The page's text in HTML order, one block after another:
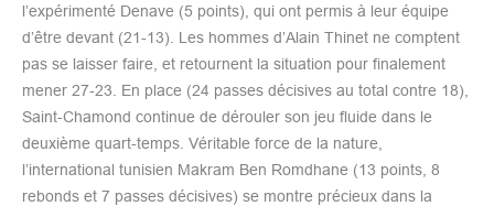
l’expérimenté Denave (5 points), qui ont permis à leur équipe
d’être devant (21-13). Les hommes d’Alain Thinet ne comptent
pas se laisser faire, et retournent la situation pour finalement
mener 27-23. En place (24 passes décisives au total contre 18),
Saint-Chamond continue de dérouler son jeu fluide dans le
deuxième quart-temps. Véritable force de la nature,
l’international tunisien Makram Ben Romdhane (13 points, 8
rebonds et 7 passes décisives) se montre précieux dans la